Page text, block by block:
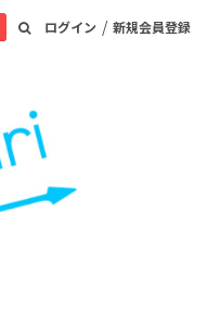
ログイン / 新規会員登録